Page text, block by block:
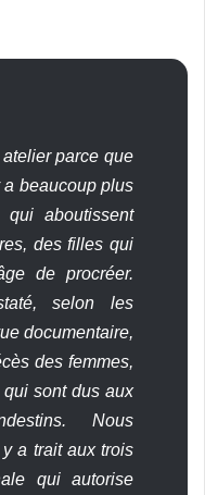
parce que
a beaucoup plus
qui aboutissent
des filles qui
de procréer.
selon les
documentaire,
des femmes,
sont dus aux
Nous
a trait aux trois
qui autorise